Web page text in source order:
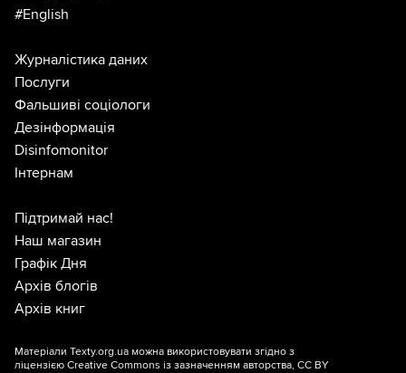
#English
Журналістика даних
Послуги
Фальшиві соціологи
Дезінформація
Disinfomonitor
Інтернам
Підтримай нас!
Наш магазин
Графік Дня
Архів блогів
Архів книг
Матеріали Texty.org.ua можна використовувати згідно з
ліцензією Creative Commons із зазначенням авторства, CC BY